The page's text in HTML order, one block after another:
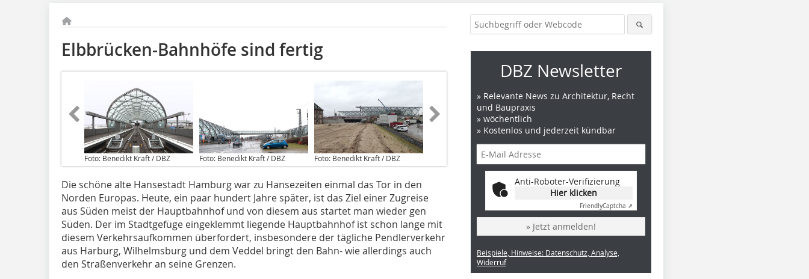
Elbbrücken-Bahnhöfe sind fertig
Foto: Benedikt Kraft / DBZ Foto: Benedikt Kraft / DBZ Foto: Benedikt Kraft / DBZ
Die schöne alte Hansestadt Hamburg war zu Hansezeiten einmal das Tor in den
Norden Europas. Heute, ein paar hundert Jahre später, ist das Ziel einer Zugreise
aus Süden meist der Hauptbahnhof und von diesem aus startet man wieder gen
Süden. Der im Stadtgefüge eingeklemmt liegende Hauptbahnhof ist schon lange mit
diesem Verkehrsaufkommen überfordert, insbesondere der tägliche Pendlerverkehr
aus Harburg, Wilhelmsburg und dem Veddel bringt den Bahn- wie allerdings auch
den Straßenverkehr an seine Grenzen.
DBZ Newsletter
» Relevante News zu Architektur, Recht
und Baupraxis
» wöchentlich
» Kostenlos und jederzeit kündbar
Anti-Roboter-Verifizierung
Hier klicken
FriendlyCaptcha ⇗
» Jetzt anmelden!
Beispiele, Hinweise: Datenschutz, Analyse,
Widerruf